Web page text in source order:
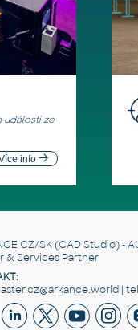
události ze
info
CZ/SK(CAD Studio) -
& Services Partner
| tel.